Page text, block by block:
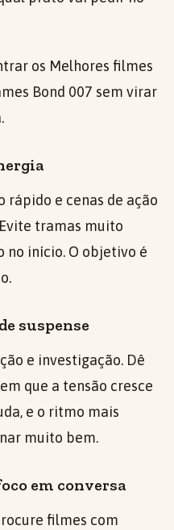
os Melhores filmes
Bond 007 sem virar
rápido e cenas de ação
tramas muito
no início. O objetivo é
suspense
e investigação. Dê
que a tensão cresce
e o ritmo mais
muito bem.
em conversa
filmes com